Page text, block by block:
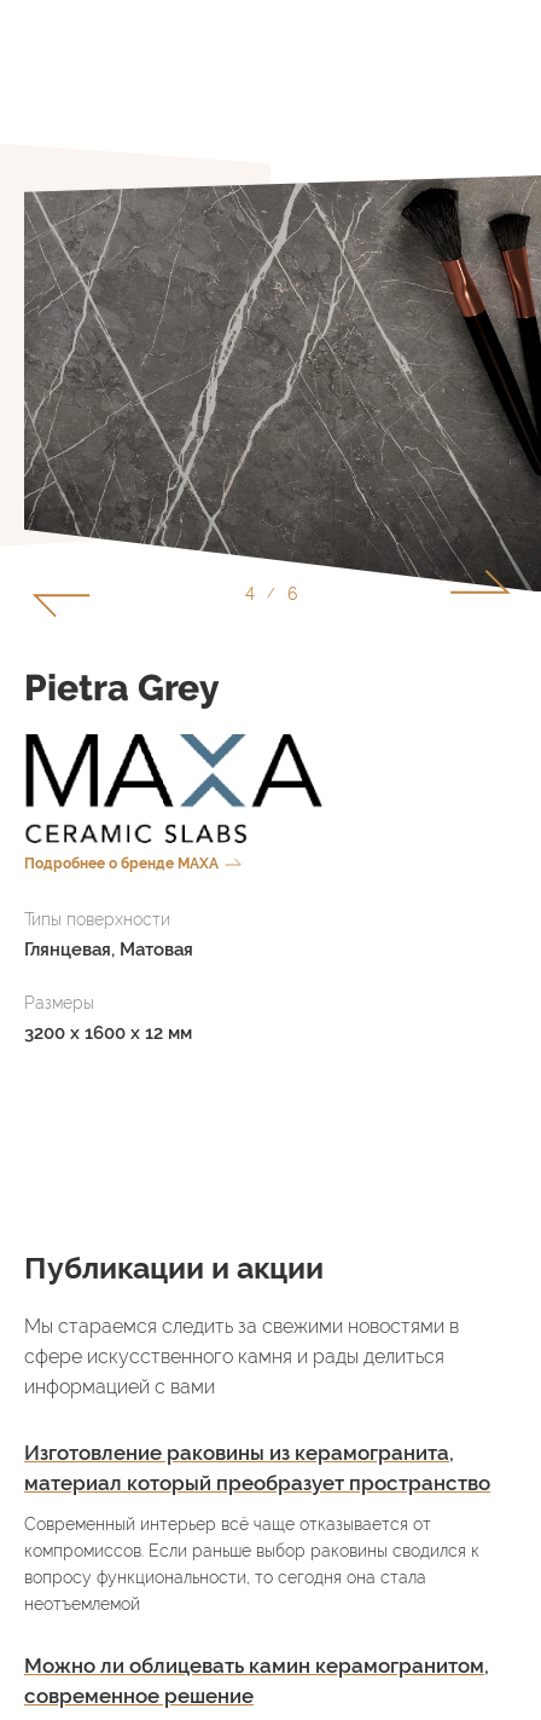
5 / 6
Pietra Grey
Подробнее о бренде MAXA
Типы поверхности
Глянцевая, Матовая
Размеры
3200 x 1600 x 12 мм
Публикации и акции
Мы стараемся следить за свежими новостями в
сфере искусственного камня и рады делиться
информацией с вами
Изготовление раковины из керамогранита,
материал который преобразует пространство
Современный интерьер всё чаще отказывается от
компромиссов. Если раньше выбор раковины сводился к
вопросу функциональности, то сегодня она стала
неотъемлемой
Можно ли облицевать камин керамогранитом,
современное решение